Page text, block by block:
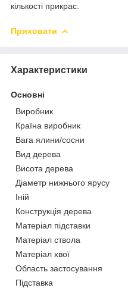
кількості прикрас.
Приховати
Характеристики
Основні
Виробник
Країна виробник
Вага ялини/сосни
Вид дерева
Висота дерева
Діаметр нижнього ярусу
Іній
Конструкція дерева
Матеріал підставки
Матеріал ствола
Матеріал хвої
Область застосування
Підставка